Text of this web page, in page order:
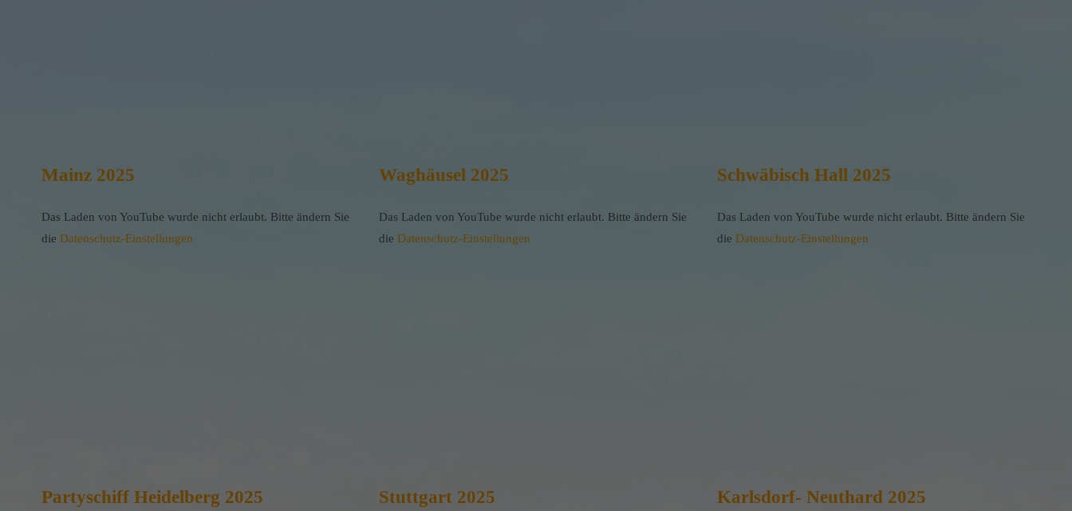
Mainz 2025
Das Laden von YouTube wurde nicht erlaubt. Bitte ändern Sie
die Datenschutz-Einstellungen
Waghäusel 2025
Das Laden von YouTube wurde nicht erlaubt. Bitte ändern Sie
dieDatenschutz-Einstellungen
Schwäbisch Hall 2025
Das Laden von YouTube wurde nicht erlaubt. Bitte ändern Sie
die Datenschutz-Einstellungen
Partyschiff Heidelberg 2025 Stuttgart 2025 Karlsdorf- Neuthard 2025